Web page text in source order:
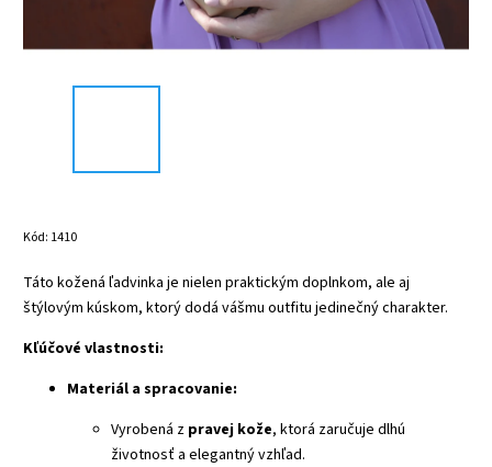
Kód: 1410
Táto kožená ľadvinka je nielen praktickým doplnkom, ale aj
štýlovým kúskom, ktorý dodá vášmu outfitu jedinečný charakter.
Kľúčové vlastnosti:
Materiál a spracovanie:
Vyrobená z pravej kože, ktorá zaručuje dlhú
životnosť a elegantný vzhľad.